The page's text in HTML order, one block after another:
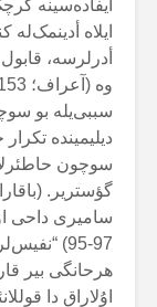
ایفادەسینە
ایلاە
سببی‌یلە بو
دیلیمیندە
سوچون
سامیری داحی
97-95)
هرحانگی بیر
اۇلاراق دا